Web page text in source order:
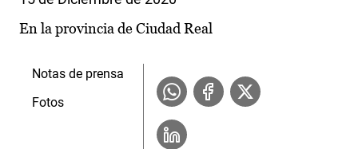
En la provincia de Ciudad Real
Notas de prensa
Fotos